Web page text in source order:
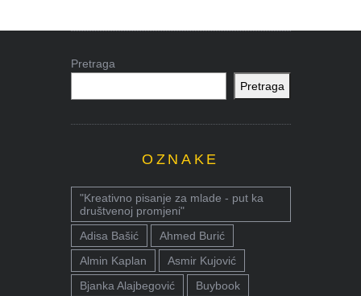
Pretraga
Pretraga
OZNAKE
"Kreativno pisanje za mlade - put ka
društvenoj promjeni"
Adisa Bašić
Ahmed Burić
Almin Kaplan
Asmir Kujović
Bjanka Alajbegović
Buybook